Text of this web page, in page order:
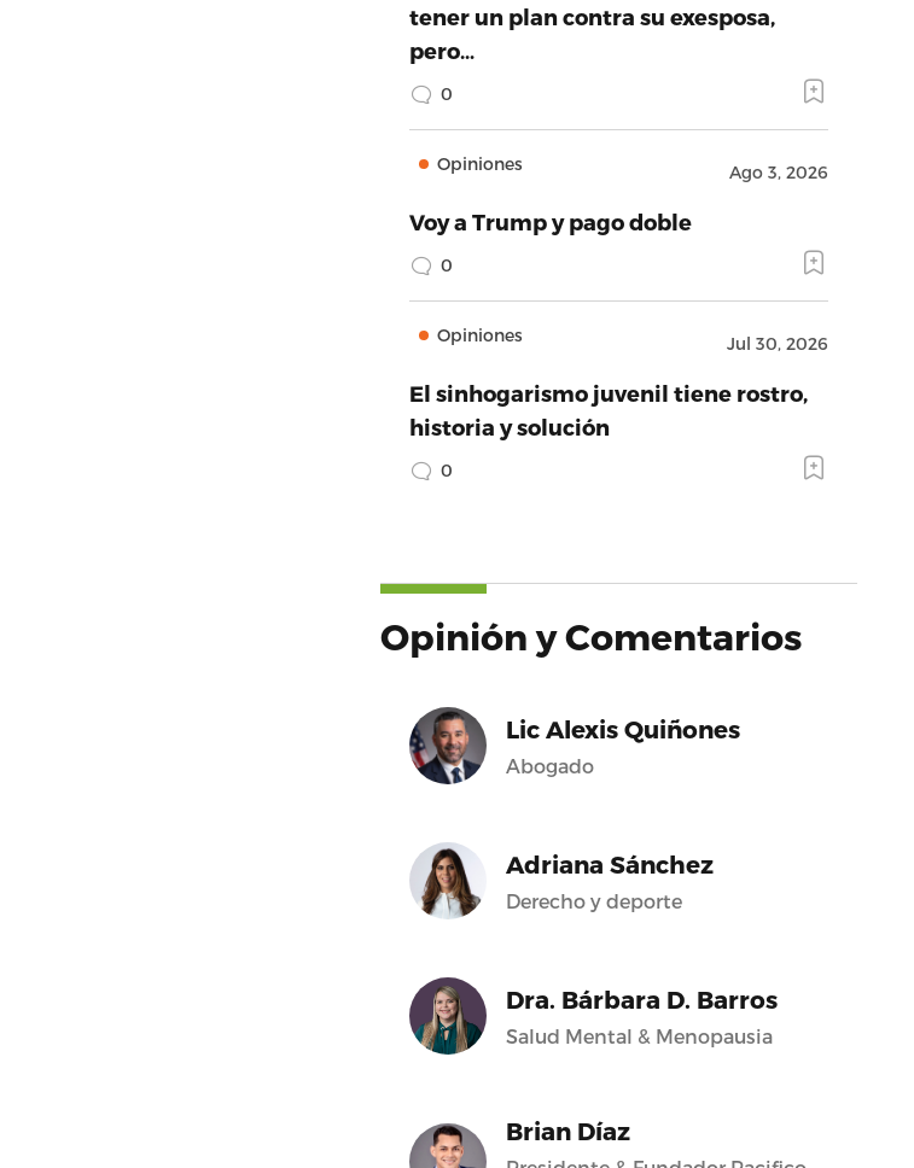
tener un plan contra su exesposa,
pero…
0
Opiniones Ago 3, 2026
Voy a Trump y pago doble
0
Opiniones Jul 30, 2026
El sinhogarismo juvenil tiene rostro,
historia y solución
0
Opinión y Comentarios
Lic Alexis Quiñones
Abogado
Adriana Sánchez
Derecho y deporte
Dra. Bárbara D. Barros
Salud Mental & Menopausia
Brian Díaz